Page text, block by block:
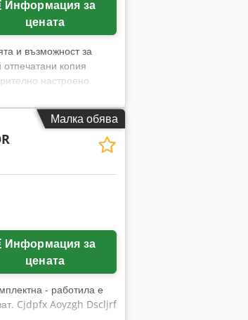
цената
и възможност за
копия
настроено
за контрол на
печатни блокове: 8
устройство -
почистване на
- Система за
- Стандартно
Малка обява
цената
- работила е
Cjdpfx Aoyzgh Dscljrf